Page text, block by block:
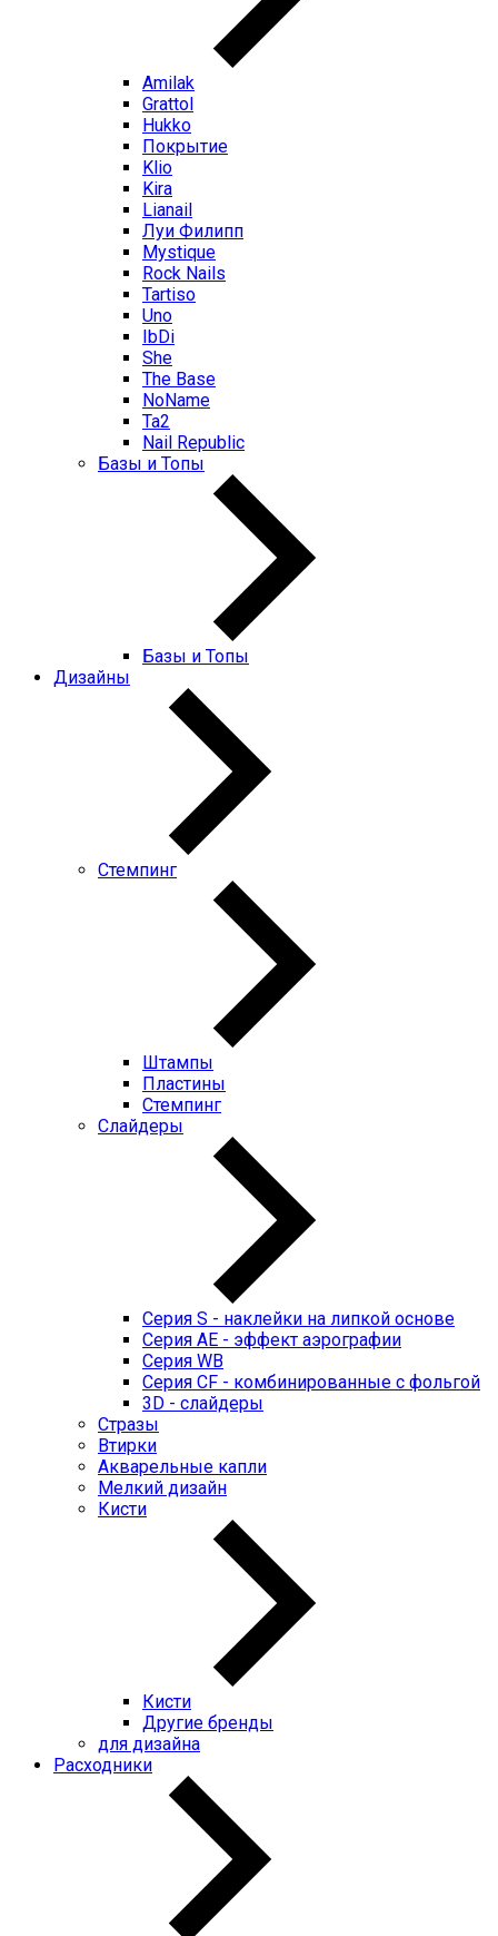
Amilak
Grattol
Hukko
Покрытие
Klio
Kira
Lianail
Луи Филипп
Mystique
Rock Nails
Tartiso
Uno
IbDi
She
The Base
NoName
Ta2
Nail Republic
Базы и Топы
Базы и Топы
Дизайны
Стемпинг
Штампы
Пластины
Стемпинг
Слайдеры
Серия S - наклейки на липкой основе
Серия AE - эффект аэрографии
Серия WB
Серия CF - комбинированные с фольгой
3D - слайдеры
Стразы
Втирки
Акварельные капли
Мелкий дизайн
Кисти
Кисти
Другие бренды
для дизайна
Расходники